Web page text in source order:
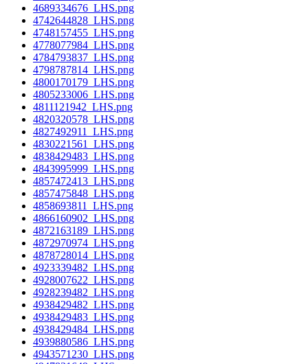
4689334676_LHS.png
4742644828_LHS.png
4748157455_LHS.png
4778077984_LHS.png
4784793837_LHS.png
4798787814_LHS.png
4800170179_LHS.png
4805233006_LHS.png
4811121942_LHS.png
4820320578_LHS.png
4827492911_LHS.png
4830221561_LHS.png
4838429483_LHS.png
4843995999_LHS.png
4857472413_LHS.png
4857475848_LHS.png
4858693811_LHS.png
4866160902_LHS.png
4872163189_LHS.png
4872970974_LHS.png
4878728014_LHS.png
4923339482_LHS.png
4928007622_LHS.png
4928239482_LHS.png
4938429482_LHS.png
4938429483_LHS.png
4938429484_LHS.png
4939880586_LHS.png
4943571230_LHS.png